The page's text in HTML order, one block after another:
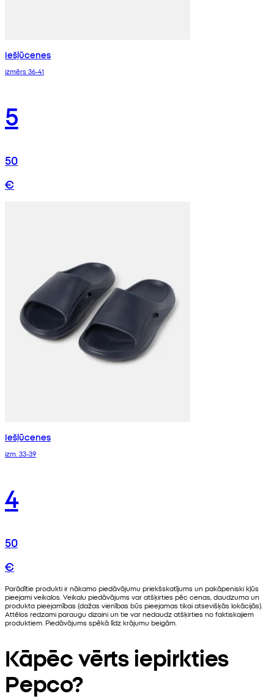
Iešļūcenes
izmērs 36-41
5
50
€
Iešļūcenes
izm. 33-39
4
50
€
Parādītie produkti ir nākamo piedāvājumu priekšskatījums un pakāpeniski kļūs
pieejami veikalos. Veikalu piedāvājums var atšķirties pēc cenas, daudzuma un
produkta pieejamības (dažas vienības būs pieejamas tikai atsevišķās lokācijās).
Attēlos redzami paraugu dizaini un tie var nedaudz atšķirties no faktiskajiem
produktiem. Piedāvājums spēkā līdz krājumu beigām.
Kāpēc vērts iepirkties
Pepco?